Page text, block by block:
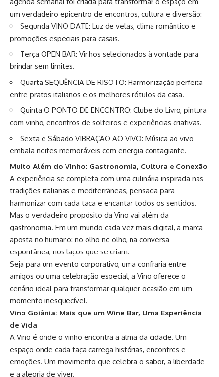
um verdadeiro epicentro de encontros, cultura e diversão:
Segunda VINO DATE: Luz de velas, clima romântico e
promoções especiais para casais.
Terça OPEN BAR: Vinhos selecionados à vontade para
brindar sem limites.
Quarta SEQUÊNCIA DE RISOTO: Harmonização perfeita
entre pratos italianos e os melhores rótulos da casa.
Quinta O PONTO DE ENCONTRO: Clube do Livro, pintura
com vinho, encontros de solteiros e experiências criativas.
Sexta e Sábado VIBRAÇÃO AO VIVO: Música ao vivo
embala noites memoráveis com energia contagiante.
Muito Além do Vinho: Gastronomia, Cultura e Conexão
A experiência se completa com uma culinária inspirada nas
tradições italianas e mediterrâneas, pensada para
harmonizar com cada taça e encantar todos os sentidos.
Mas o verdadeiro propósito da Vino vai além da
gastronomia. Em um mundo cada vez mais digital, a marca
aposta no humano: no olho no olho, na conversa
espontânea, nos laços que se criam.
Seja para um evento corporativo, uma confraria entre
amigos ou uma celebração especial, a Vino oferece o
cenário ideal para transformar qualquer ocasião em um
momento inesquecível.
Vino Goiânia: Mais que um Wine Bar, Uma Experiência
de Vida
A Vino é onde o vinho encontra a alma da cidade. Um
espaço onde cada taça carrega histórias, encontros e
emoções. Um movimento que celebra o sabor, a liberdade
e a alegria de viver.